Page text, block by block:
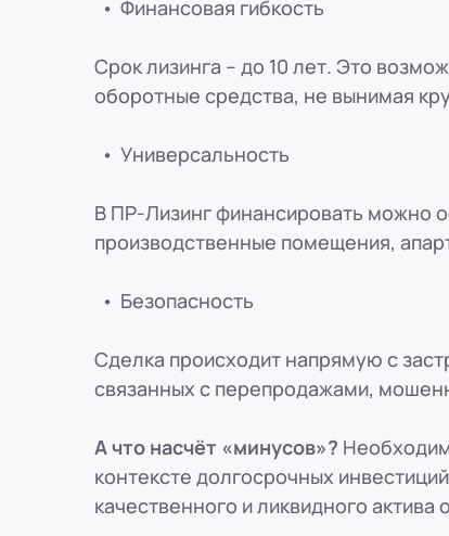
Финансовая гибкость
Срок лизинга – до 10 лет. Это
оборотные средства, не вынимая
Универсальность
В ПР-Лизинг финансировать можно
производственные помещения,
Безопасность
Сделка происходит напрямую с
связанных с перепродажами,
А что насчёт «минусов»?
контексте долгосрочных
качественного и ликвидного актива